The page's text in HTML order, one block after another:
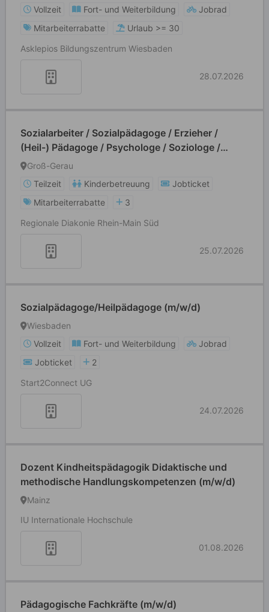
Vollzeit
Fort- und Weiterbildung
Jobrad
Mitarbeiterrabatte
Urlaub >= 30
Asklepios Bildungszentrum Wiesbaden
28.07.2026
Sozialarbeiter / Sozialpädagoge / Erzieher /
(Heil-) Pädagoge / Psychologe / Soziologe /
Heilerziehungs-/ Altenpfleger (m/w/d/k.A.)
Groß-Gerau
Teilzeit
Kinderbetreuung
Jobticket
Mitarbeiterrabatte
3
Regionale Diakonie Rhein-Main Süd
25.07.2026
Sozialpädagoge/Heilpädagoge (m/w/d)
Wiesbaden
Vollzeit
Fort- und Weiterbildung
Jobrad
Jobticket
2
Start2Connect UG
24.07.2026
Dozent Kindheitspädagogik Didaktische und
methodische Handlungskompetenzen (m/w/d)
Mainz
IU Internationale Hochschule
01.08.2026
Pädagogische Fachkräfte (m/w/d)